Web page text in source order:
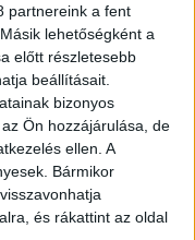
partnereink a fent
lehetőségként a
előtt részletesebb
beállításait.
bizonyos
Ön hozzájárulása, de
ellen. A
Bármikor
és rákattint az oldal
DE
DE A